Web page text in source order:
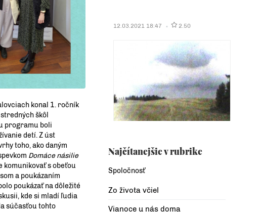
konal 1. ročník
škôl
programu boli
detí. Z úst
toho, ako daným
Domáce násilie
komunikovať s obeťou
a poukázaním
poukázať na dôležité
kde si mladí ľudia
súčasťou tohto
12.03.2021 18:47 2.50
Najčítanejšie v rubrike
Spoločnosť
Zo života včiel
Vianoce u nás doma